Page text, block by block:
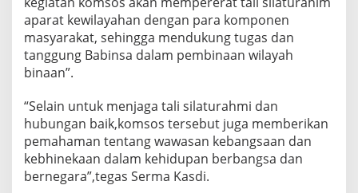
a
w
a
e
n
t
r
e
P
e
aparat kewilayahan dengan para komponen
masyarakat, sehingga mendukung tugas dan
tanggung Babinsa dalam pembinaan wilayah
binaan”.
“Selain untuk menjaga tali silaturahmi dan
hubungan baik,komsos tersebut juga memberikan
pemahaman tentang wawasan kebangsaan dan
kebhinekaan dalam kehidupan berbangsa dan
bernegara”,tegas Serma Kasdi.